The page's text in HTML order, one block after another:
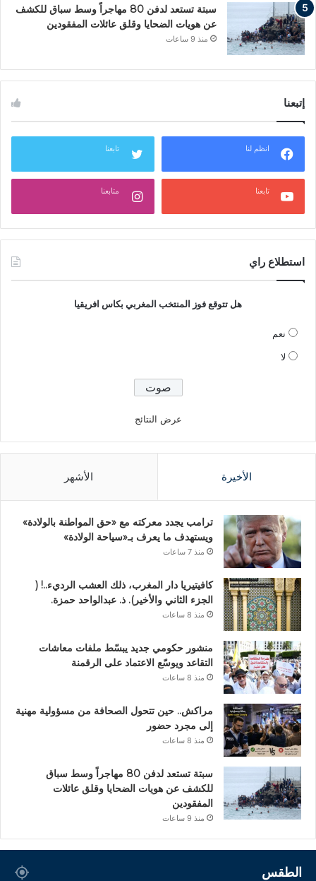
سبتة تستعد لدفن 80 مهاجراً وسط سباق للكشف
عن هويات الضحايا وقلق عائلات المفقودين
منذ 9 ساعات
إتبعنا
انظم لنا تابعنا
تابعنا متابعنا
استطلاع راي
هل تتوقع فوز المنتخب المغربي بكاس افريقيا
نعم
لا
عرض النتائج
الأخيرة الأشهر
ترامب يجدد معركته مع «حق المواطنة بالولادة»
ويستهدف ما يعرف بـ«سياحة الولادة»
منذ 7 ساعات
كافيتيريا دار المغرب، ذلك العشب الرديء..! (
الجزء الثاني والأخير). ذ. عبدالواحد حمزة.
منذ 8 ساعات
منشور حكومي جديد يبسّط ملفات معاشات
التقاعد ويوسّع الاعتماد على الرقمنة
منذ 8 ساعات
مراكش.. حين تتحول الصحافة من مسؤولية مهنية
إلى مجرد حضور
منذ 8 ساعات
سبتة تستعد لدفن 80 مهاجراً وسط سباق
للكشف عن هويات الضحايا وقلق عائلات
المفقودين
منذ 9 ساعات
الطقس